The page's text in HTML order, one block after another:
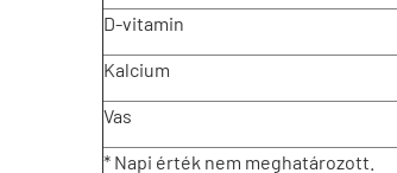
D-vitamin
Kalcium
Vas
* Napi érték nem meghatározott.